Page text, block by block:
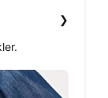
❯